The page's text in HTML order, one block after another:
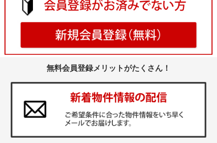
無料会員登録メリットがたくさん！